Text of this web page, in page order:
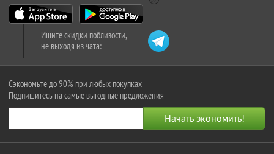
Ищите скидки поблизости,
не выходя из чата:
Сэкономьте до 90% при любых покупках
Подпишитесь на самые выгодные предложения